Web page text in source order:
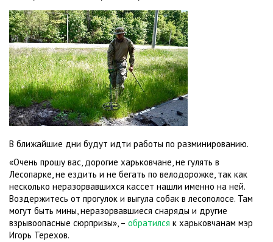
В ближайшие дни будут идти работы по разминированию.
«Очень прошу вас, дорогие харьковчане, не гулять в
Лесопарке, не ездить и не бегать по велодорожке, так как
несколько неразорвавшихся кассет нашли именно на ней.
Воздержитесь от прогулок и выгула собак в лесополосе. Там
могут быть мины, неразорвавшиеся снаряды и другие
взрывоопасные сюрпризы», – обратился к харьковчанам мэр
Игорь Терехов.